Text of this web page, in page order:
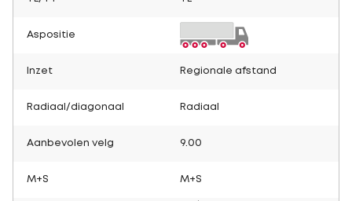
Aspositie
Inzet Regionale afstand
Radiaal/diagonaal Radiaal
Aanbevolen velg 9.00
M+S M+S